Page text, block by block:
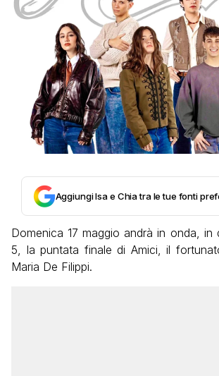
Aggiungi Isa e Chia tra le tue fonti
Domenica 17 maggio andrà in onda, in
5, la puntata finale di Amici, il
Maria De Filippi.